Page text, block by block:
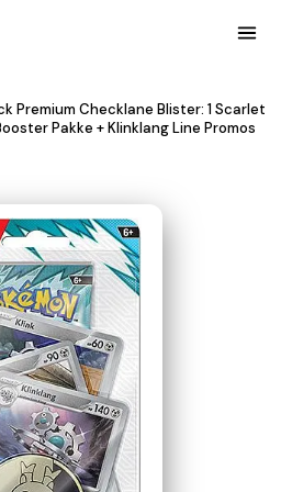
Premium Checklane Blister: 1 Scarlet
Pakke + Klinklang Line Promos